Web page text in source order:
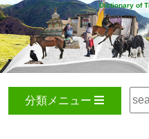
Dictionary of
分類メニュー